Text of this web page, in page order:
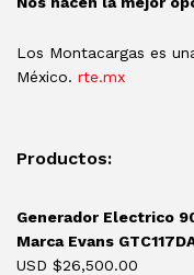
Los Montacargas es
México. rte.mx
Productos:
Generador Electrico
Marca Evans
USD $26,500.00